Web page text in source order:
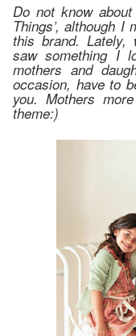
Do not know
Things’, although
this brand. Lately,
saw something I
mothers and
occasion, have to
you. Mothers
theme:)